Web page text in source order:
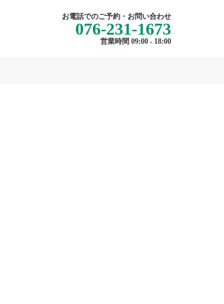
お電話でのご予約・お問い合わせ
076-231-1673
営業時間 09:00 - 18:00